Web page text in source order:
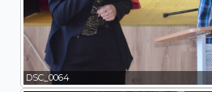
DSC_0064